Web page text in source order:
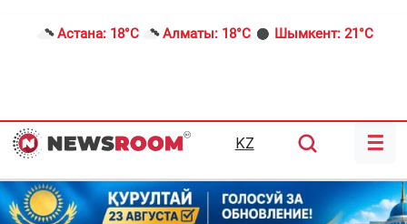
Астана: 18°C Алматы: 18°C Шымкент: 21°C
KZ ☰